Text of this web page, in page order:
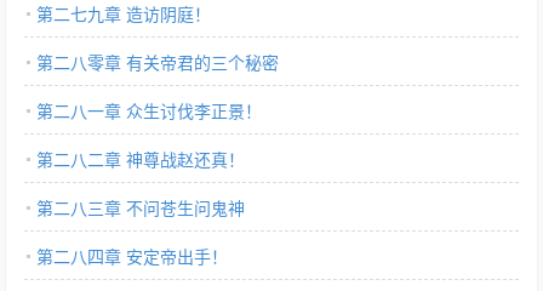
第二七九章 造访阴庭！
第二八零章 有关帝君的三个秘密
第二八一章 众生讨伐李正景！
第二八二章 神尊战赵还真！
第二八三章 不问苍生问鬼神
第二八四章 安定帝出手！